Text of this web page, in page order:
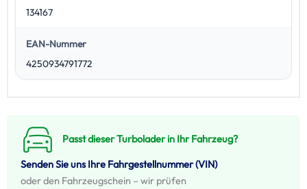
134167
EAN-Nummer
4250934791772
Passt dieser Turbolader in Ihr Fahrzeug?
Senden Sie uns Ihre Fahrgestellnummer (VIN)
oder den Fahrzeugschein – wir prüfen